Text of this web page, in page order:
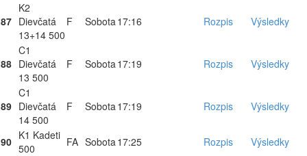
87
K2
Dievčatá
13+14 500
F Sobota17:16 Rozpis Výsledky
88
C1
Dievčatá
13 500
F Sobota17:19 Rozpis Výsledky
89
C1
Dievčatá
14 500
F Sobota17:19 Rozpis Výsledky
90 K1 Kadeti
500
FA Sobota17:25 Rozpis Výsledky